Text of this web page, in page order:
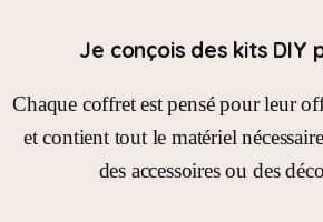
Je conçois des kits
Chaque coffret est pensé pour leur
et contient tout le matériel
des accessoires ou des